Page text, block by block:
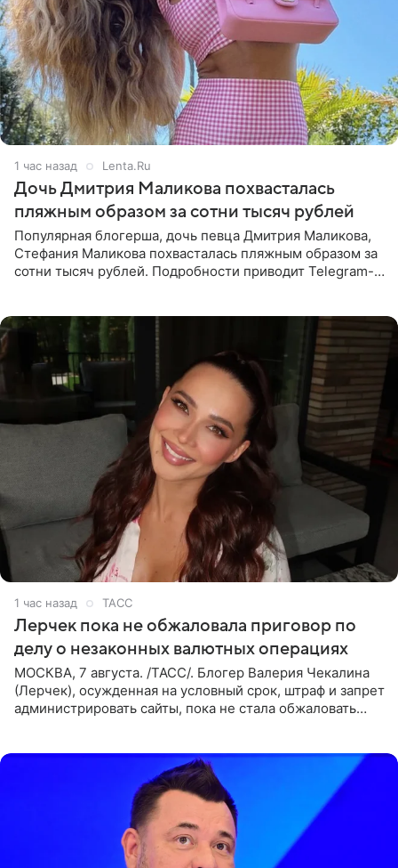
1 час назад Lenta.Ru
Дочь Дмитрия Маликова похвасталась
пляжным образом за сотни тысяч рублей
Популярная блогерша, дочь певца Дмитрия Маликова,
Стефания Маликова похвасталась пляжным образом за
сотни тысяч рублей. Подробности приводит Telegram-
1 час назад ТАСС
Лерчек пока не обжаловала приговор по
делу о незаконных валютных операциях
МОСКВА, 7 августа. /ТАСС/. Блогер Валерия Чекалина
(Лерчек), осужденная на условный срок, штраф и запрет
администрировать сайты, пока не стала обжаловать